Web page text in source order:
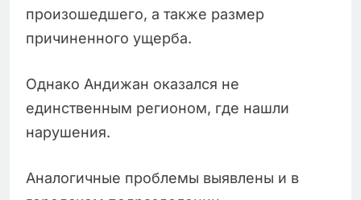
произошедшего, а также размер
причиненного ущерба.
Однако Андижан оказался не
единственным регионом, где нашли
нарушения.
Аналогичные проблемы выявлены и в